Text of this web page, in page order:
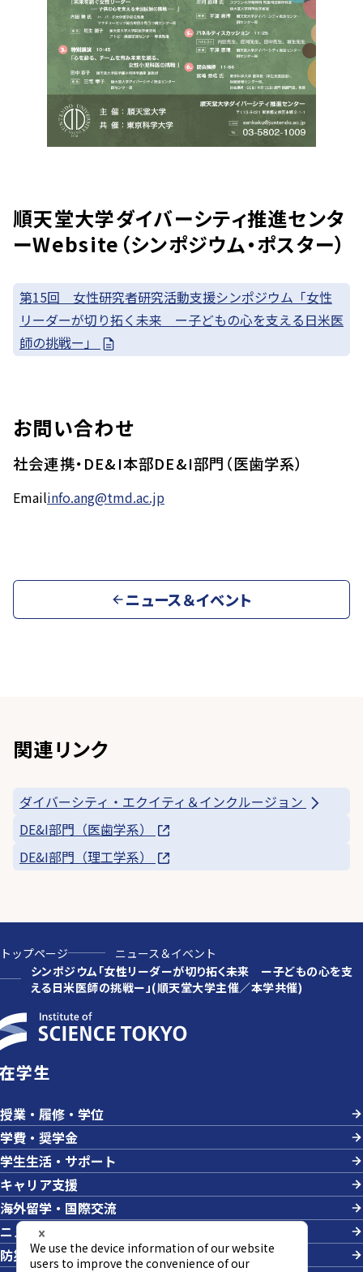
順天堂大学ダイバーシティ推進センタ
ーWebsite（シンポジウム・ポスター）
第15回 女性研究者研究活動支援シンポジウム「女性
リーダーが切り拓く未来 ー子どもの心を支える日米医
師の挑戦ー」
お問い合わせ
社会連携・DE&I本部DE&I部門（医歯学系）
Emailinfo.ang@tmd.ac.jp
ニュース＆イベント
関連リンク
ダイバーシティ・エクイティ＆インクルージョン
DE&I部門（医歯学系）
DE&I部門（理工学系）
トップページ
ニュース＆イベント
シンポジウム「女性リーダーが切り拓く未来 ー子どもの心を支
える日米医師の挑戦ー」(順天堂大学主催／本学共催)
在学生
授業・履修・学位
学費・奨学金
学生生活・サポート
キャリア支援
海外留学・国際交流
ニュース＆イベント
防災・危機管理